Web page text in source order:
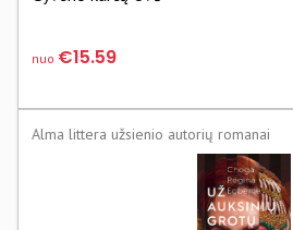
nuo €15.59
Alma littera užsienio autorių romanai